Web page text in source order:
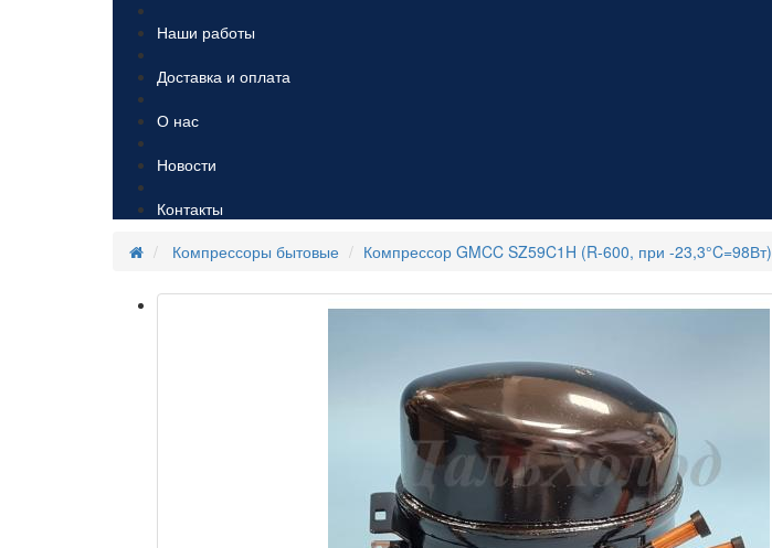
Наши работы
Доставка и оплата
О нас
Новости
Контакты
Компрессоры бытовые
Компрессор GMCC SZ59C1H (R-600, при -23,3°C=98Вт)